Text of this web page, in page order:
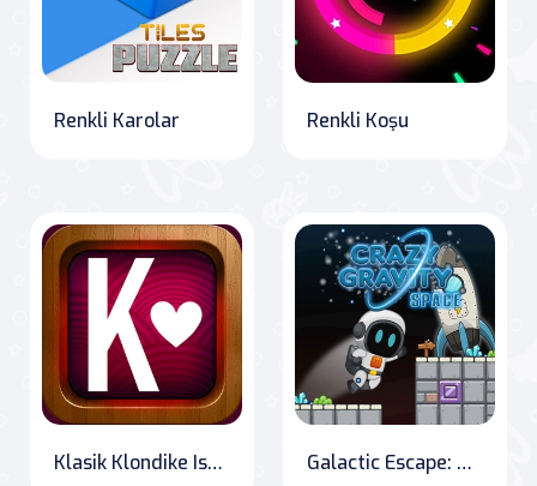
Renkli Karolar Renkli Koşu
Klasik Klondike Iskambil Oyunu Galactic Escape: The Adventures of the Astronaut